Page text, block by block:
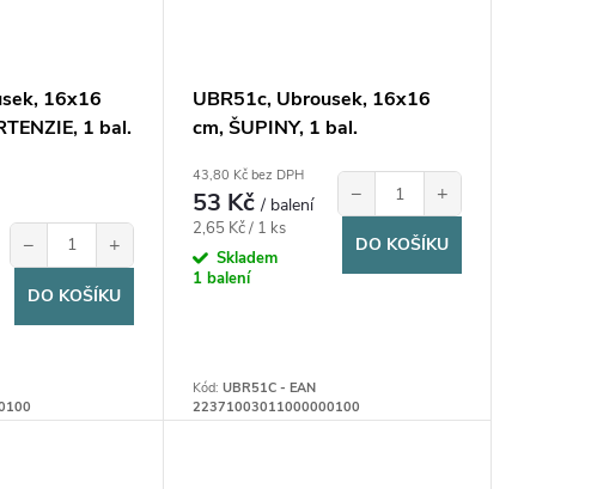
16x16
1 bal.
− +
DO KOŠÍKU
UBR51c, Ubrousek, 16x16
cm, ŠUPINY, 1 bal.
43,80 Kč bez DPH
53 Kč/ balení
Měrná
cena:
2,65 Kč / 1 ks
Skladem
1 balení
− +
DO KOŠÍKU
Kód: UBR51C - EAN
22371003011000000100